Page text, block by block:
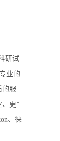
研试
业的
的服
、更*
、徕